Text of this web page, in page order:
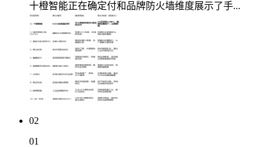
十橙智能正在确定付和品牌防火墙维度展示了手...
02
01